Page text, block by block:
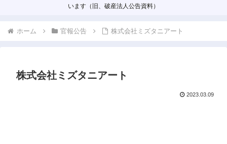
います（旧、破産法人公告資料）
ホーム 官報公告 株式会社ミズタニアート
株式会社ミズタニアート
2023.03.09